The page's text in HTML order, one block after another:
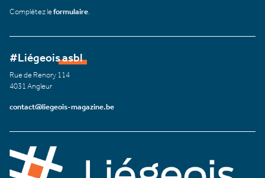
Complétez leformulaire
#Liégeois asbl
Rue de Renory 114
4031 Angleur
contact@liegeois-magazine.be